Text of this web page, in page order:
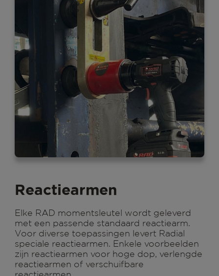
Reactiearmen
Elke RAD momentsleutel wordt geleverd
met een passende standaard reactiearm.
Voor diverse toepassingen levert Radial
speciale reactiearmen. Enkele voorbeelden
zijn reactiearmen voor hoge dop, verlengde
reactiearmen of verschuifbare